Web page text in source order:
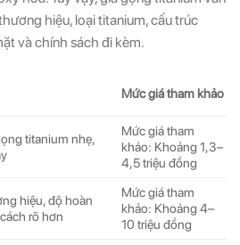
hiệu, loại titanium, cấu trúc
và chính sách đi kèm.
Mức giá tham khảo
titanium nhẹ,
Mức giá tham
khảo: Khoảng 1,3–
4,5 triệu đồng
hiệu, độ hoàn
rõ hơn
Mức giá tham
khảo: Khoảng 4–
10 triệu đồng